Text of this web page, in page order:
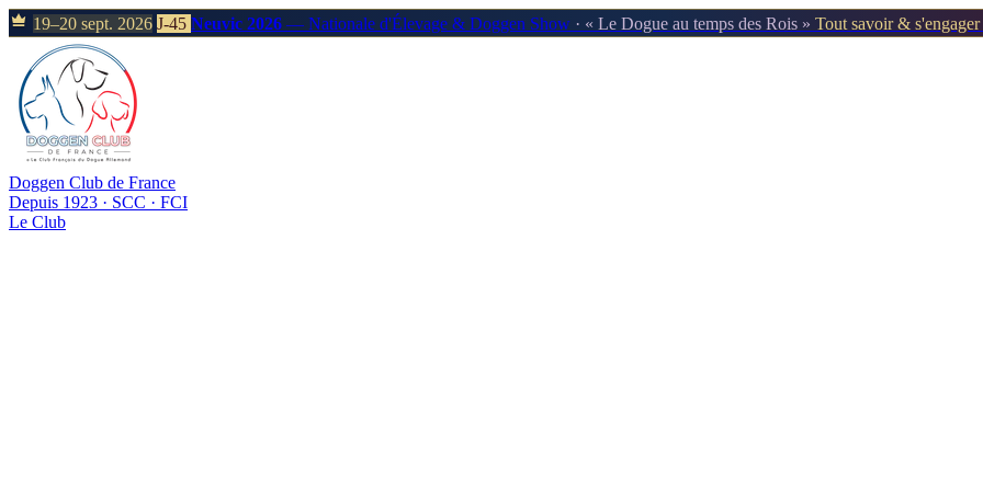
19–20 sept. 2026 J-45 Neuvic 2026 — Nationale d'Élevage & Doggen Show · « Le Dogue au temps des Rois » Tout savoir &
Doggen Club de France
Depuis 1923 · SCC · FCI
Le Club